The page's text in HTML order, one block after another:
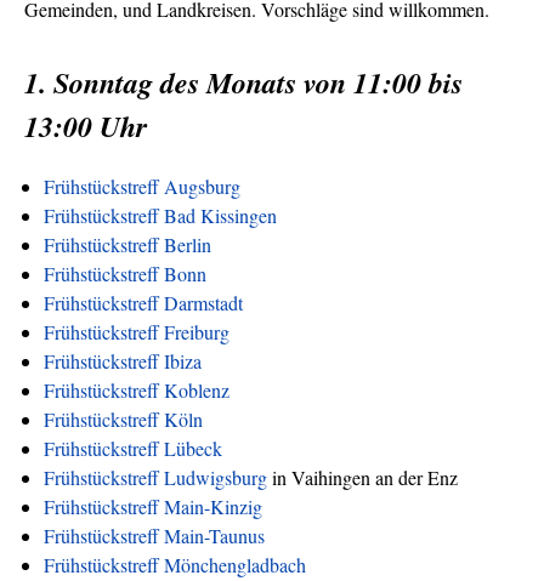
Gemeinden, und Landkreisen. Vorschläge sind willkommen.
1. Sonntag des Monats von 11:00 bis
13:00 Uhr
Frühstückstreff Augsburg
Frühstückstreff Bad Kissingen
Frühstückstreff Berlin
Frühstückstreff Bonn
Frühstückstreff Darmstadt
Frühstückstreff Freiburg
Frühstückstreff Ibiza
Frühstückstreff Koblenz
Frühstückstreff Köln
Frühstückstreff Lübeck
Frühstückstreff Ludwigsburgin Vaihingen an der Enz
Frühstückstreff Main-Kinzig
Frühstückstreff Main-Taunus
Frühstückstreff Mönchengladbach